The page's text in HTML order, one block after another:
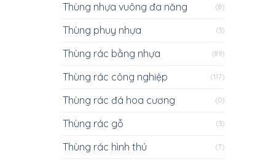
Thùng nhựa vuông đa năng (8)
Thùng phuy nhựa (3)
Thùng rác bằng nhựa (89)
Thùng rác công nghiệp (117)
Thùng rác đá hoa cương (0)
Thùng rác gỗ (3)
Thùng rác hình thú (7)